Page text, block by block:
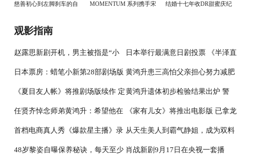
慈善初心到左脚刹车的自
MOMENTUM 系列携手宋
结婚十七年收DR甜蜜庆纪
观影指南
赵露思新剧开机，男主被指是“小
透明”，女二竟是“林有有”？
日本举行最满意日剧投票 《半泽直
树2》夺得第一
日本票房：蜡笔小新第28部剧场版
上映首周夺冠
黄鸿升患三高怕父亲担心努力减肥
赚钱交父亲管理
《夏目友人帐》将推剧场版续作 定
档明年春天上映
黄鸿升遗体初步检验结果出炉 警
方：家属同意解剖
任贤齐悼念师弟黄鸿升：希望他在
天上一切安好
《家有儿女》将推出电影版 已拿龙
标档期待定
首档电商真人秀《爆款星主播》录
制现场曝光
从天生美人到霸气静姐，成为双料
影后的宁静有什么底气？
48岁黎姿自曝保养秘诀，每天至少 肖战新剧9月17日在央视一套播